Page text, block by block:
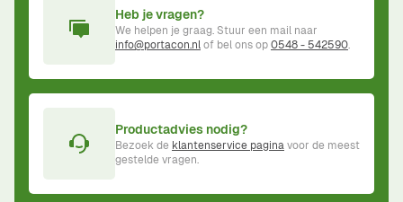
Heb je vragen?
We helpen je graag. Stuur een mail naar
info@portacon.nlof bel ons op0548 - 542590.
Productadvies nodig?
Bezoek de klantenservice paginavoor de meest
gestelde vragen.